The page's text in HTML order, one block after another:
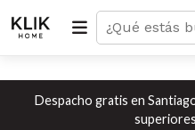
Despacho gratis en